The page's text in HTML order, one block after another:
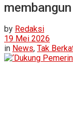
by Redaksi
19 Mei 2026
in News, Tak